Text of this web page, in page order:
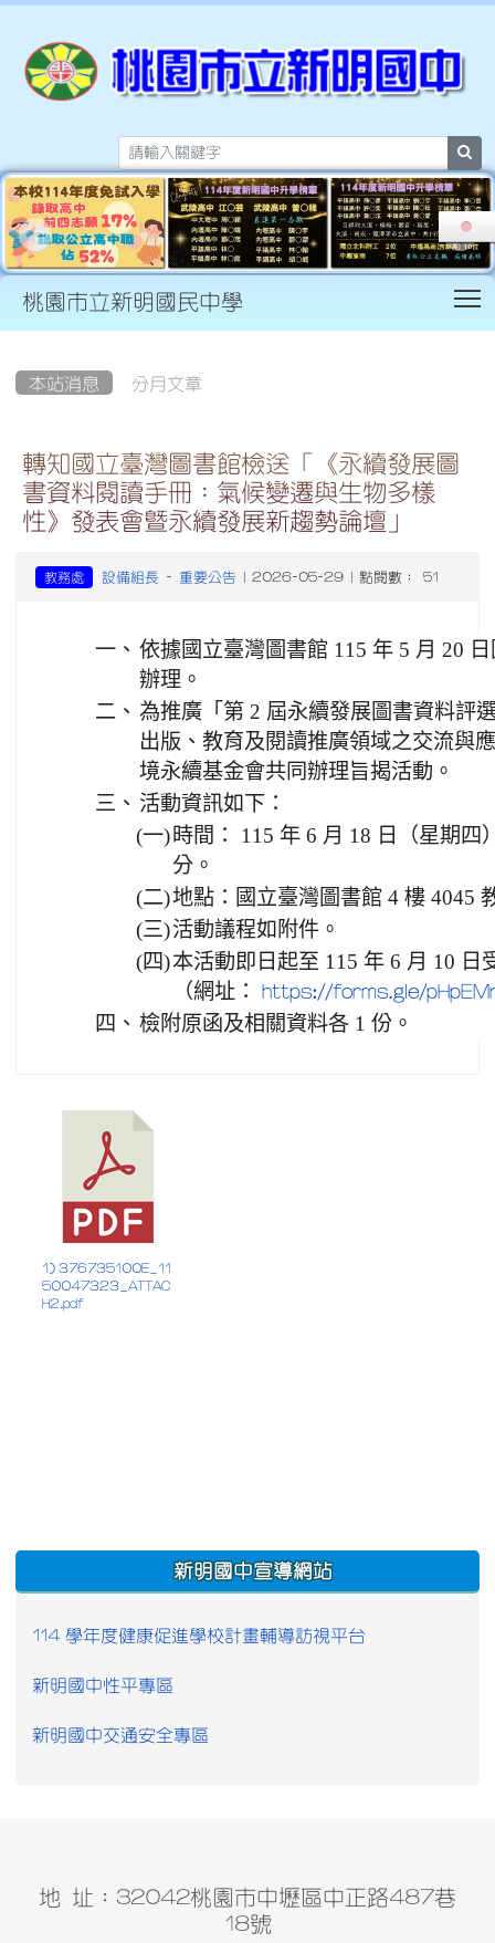
桃園市立新明國民中學
本站消息 分月文章
轉知國立臺灣圖書館檢送「《永續發展圖
書資料閱讀手冊：氣候變遷與生物多樣
性》發表會暨永續發展新趨勢論壇」
教務處 設備組長 - 重要公告 | 2026-05-29 | 點閱數： 51
一、 依據國立臺灣圖書館 115 年 5 月 20
辦理。
二、 為推廣「第 2 屆永續發展圖書資料評
出版、教育及閱讀推廣領域之交流與
境永續基金會共同辦理旨揭活動。
三、 活動資訊如下：
(一)時間： 115 年 6 月 18 日（星期四
分。
(二)地點：國立臺灣圖書館 4 樓 4045
(三)活動議程如附件。
(四)本活動即日起至 115 年 6 月 10
（網址： https://forms.gle/
四、 檢附原函及相關資料各 1 份。
1) 376735100E_11
50047323_ATTAC
H2.pdf
:::
新明國中宣導網站
114 學年度健康促進學校計畫輔導訪視平台
新明國中性平專區
新明國中交通安全專區
地 址：32042桃園市中壢區中正路487巷
18號